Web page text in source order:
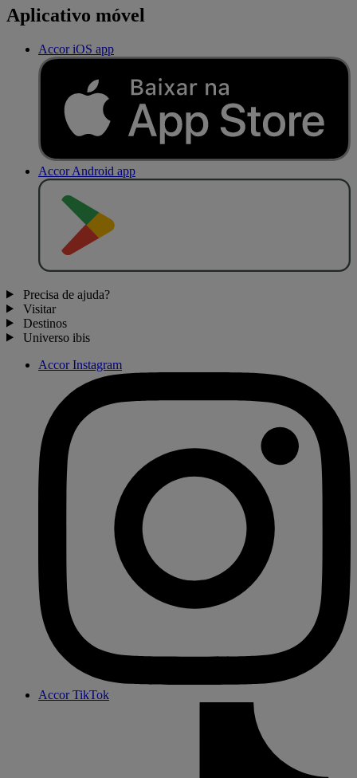
Aplicativo móvel
Accor iOS app
Accor Android app
Precisa de ajuda?
Visitar
Destinos
Universo ibis
Accor Instagram
Accor TikTok